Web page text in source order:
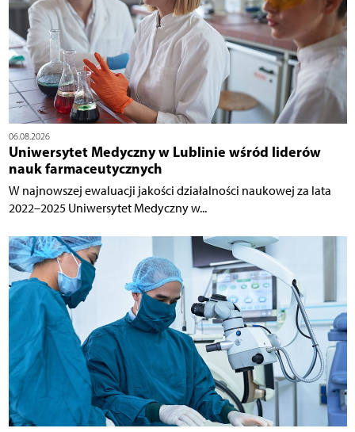
06.08.2026
Uniwersytet Medyczny w Lublinie wśród liderów
nauk farmaceutycznych
W najnowszej ewaluacji jakości działalności naukowej za lata
2022–2025 Uniwersytet Medyczny w...